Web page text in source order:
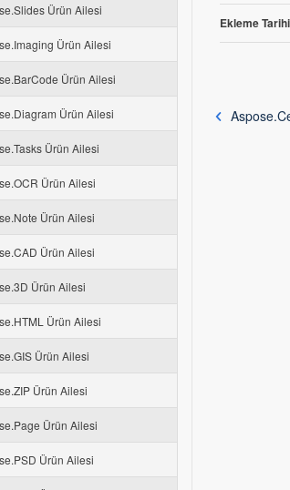
Ürün Ailesi
Ürün Ailesi
Ürün Ailesi
Ürün Ailesi
Ürün Ailesi
Ürün Ailesi
Ürün Ailesi
Ürün Ailesi
Ürün Ailesi
Ürün Ailesi
Ürün Ailesi
Ürün Ailesi
Ürün Ailesi
Ürün Ailesi
Ekleme